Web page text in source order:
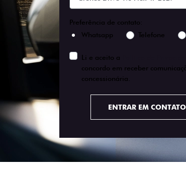
Preferência de contato:
Whatsapp
Telefone
Li e aceito a
concordo em receber
concessionária.
ENTRAR EM CONTATO